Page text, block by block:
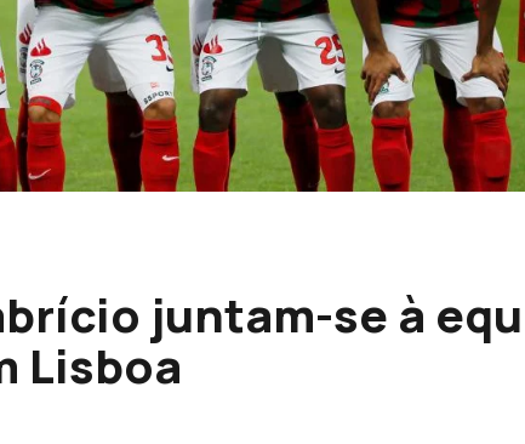
juntam-se à
Lisboa